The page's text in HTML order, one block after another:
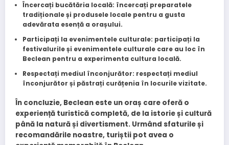
Încercați bucătăria locală: încercați preparatele
tradiționale și produsele locale pentru a gusta
adevărata esență a orașului.
Participați la evenimentele culturale: participați la
festivalurile și evenimentele culturale care au loc în
Beclean pentru a experimenta cultura locală.
Respectați mediul înconjurător: respectați mediul
înconjurător și păstrați curățenia în locurile vizitate.
În concluzie, Beclean este un oraș care oferă o
experiență turistică completă, de la istorie și cultură
până la natură și divertisment. Urmând sfaturile și
recomandările noastre, turiștii pot avea o